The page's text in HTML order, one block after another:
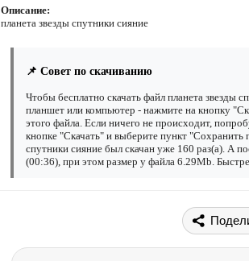
Описание:
планета звезды спутники сияние
📌 Совет по скачиванию
Чтобы бесплатно скачать файл планета звезды
планшет или компьютер - нажмите на кнопку
этого файла. Если ничего не происходит,
кнопке "Скачать" и выберите пункт "Сохранить
спутники сияние был скачан уже 160 раз(а). А
(00:36), при этом размер у файла 6.29Mb.